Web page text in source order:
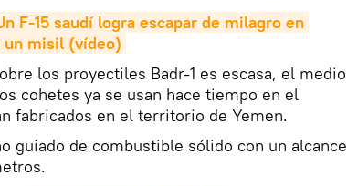
F-15 saudí logra escapar de milagro en
un misil (vídeo)
los proyectiles Badr-1 es escasa, el medio
cohetes ya se usan hace tiempo en el
fabricados en el territorio de Yemen.
guiado de combustible sólido con un alcance